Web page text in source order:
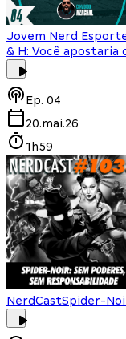
Jovem Nerd
& H: Você apostaria
Ep. 04
20.mai.26
1h59
NerdCastSpider-